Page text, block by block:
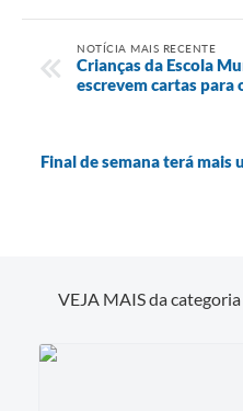
NOTÍCIA MAIS RECENTE
Crianças da Escola
escrevem cartas para
Final de semana terá mais
VEJA MAIS da categoria